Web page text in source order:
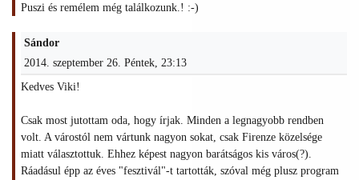
Puszi és remélem még találkozunk.! :-)
Sándor
2014. szeptember 26. Péntek, 23:13
Kedves Viki!
Csak most jutottam oda, hogy írjak. Minden a legnagyobb rendben
volt. A várostól nem vártunk nagyon sokat, csak Firenze közelsége
miatt választottuk. Ehhez képest nagyon barátságos kis város(?).
Ráadásul épp az éves "fesztivál"-t tartották, szóval még plusz program